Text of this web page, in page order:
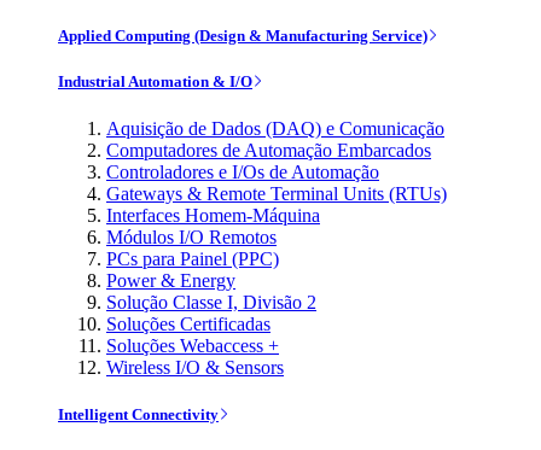
Applied Computing (Design & Manufacturing Service)
Industrial Automation & I/O
Aquisição de Dados (DAQ) e Comunicação
Computadores de Automação Embarcados
Controladores e I/Os de Automação
Gateways & Remote Terminal Units (RTUs)
Interfaces Homem-Máquina
Módulos I/O Remotos
PCs para Painel (PPC)
Power & Energy
Solução Classe I, Divisão 2
Soluções Certificadas
Soluções Webaccess +
Wireless I/O & Sensors
Intelligent Connectivity